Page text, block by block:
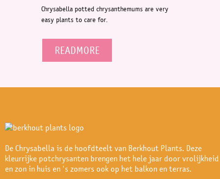
Chrysabella potted chrysanthemums are very
easy plants to care for.
READMORE
De Chrysabella is de hoofdteelt van Berkhout Plants. Deze
kleurrijke potchrysanten brengen het hele jaar door vrolijkheid
en zon in huis en 's zomers ook op het balkon en terras.